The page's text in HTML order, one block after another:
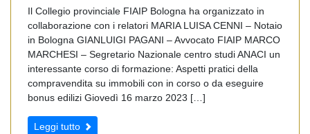
Il Collegio provinciale FIAIP Bologna ha organizzato in
collaborazione con i relatori MARIA LUISA CENNI – Notaio
in Bologna GIANLUIGI PAGANI – Avvocato FIAIP MARCO
MARCHESI – Segretario Nazionale centro studi ANACI un
interessante corso di formazione: Aspetti pratici della
compravendita su immobili con in corso o da eseguire
bonus edilizi Giovedì 16 marzo 2023 […]
Leggi tutto